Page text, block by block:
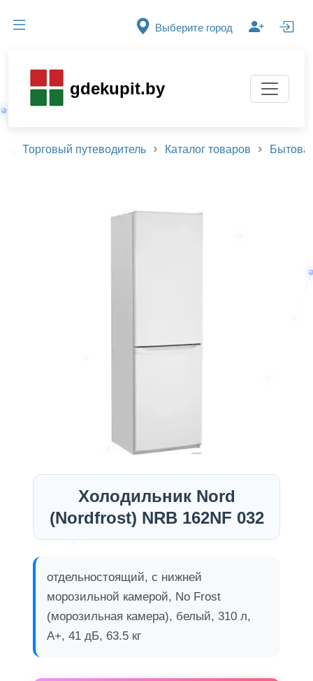
Выберите город
gdekupit.by
Торговый путеводитель Каталог товаров
Холодильник Nord
(Nordfrost) NRB 162NF 032
отдельностоящий, с нижней
морозильной камерой, No Frost
(морозильная камера), белый, 310 л,
A+, 41 дБ, 63.5 кг